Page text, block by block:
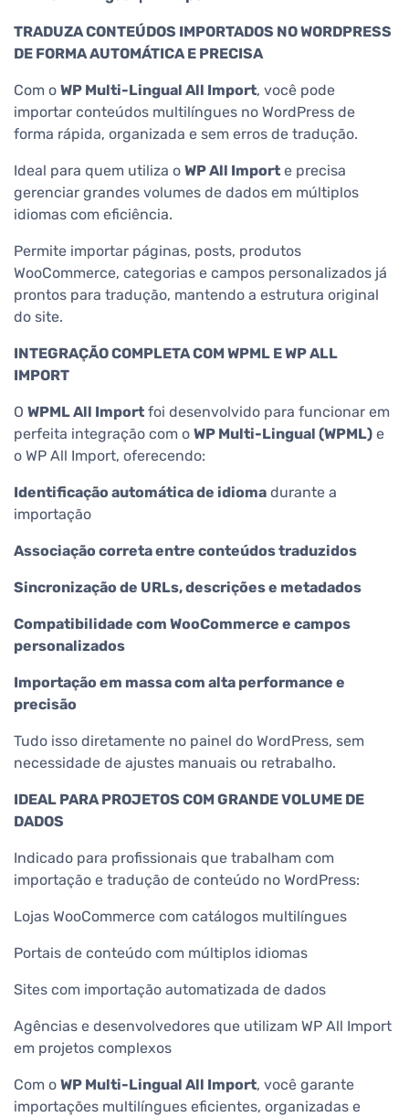
TRADUZA CONTEÚDOS IMPORTADOS NO WORDPRESS
DE FORMA AUTOMÁTICA E PRECISA
Com o WP Multi-Lingual All Import, você pode
importar conteúdos multilíngues no WordPress de
forma rápida, organizada e sem erros de tradução.
Ideal para quem utiliza o WP All Import e precisa
gerenciar grandes volumes de dados em múltiplos
idiomas com eficiência.
Permite importar páginas, posts, produtos
WooCommerce, categorias e campos personalizados já
prontos para tradução, mantendo a estrutura original
do site.
INTEGRAÇÃO COMPLETA COM WPML E WP ALL
IMPORT
O WPML All Import foi desenvolvido para funcionar em
perfeita integração com o WP Multi-Lingual (WPML) e
o WP All Import, oferecendo:
Identificação automática de idioma durante a
importação
Associação correta entre conteúdos traduzidos
Sincronização de URLs, descrições e metadados
Compatibilidade com WooCommerce e campos
personalizados
Importação em massa com alta performance e
precisão
Tudo isso diretamente no painel do WordPress, sem
necessidade de ajustes manuais ou retrabalho.
IDEAL PARA PROJETOS COM GRANDE VOLUME DE
DADOS
Indicado para profissionais que trabalham com
importação e tradução de conteúdo no WordPress:
Lojas WooCommerce com catálogos multilíngues
Portais de conteúdo com múltiplos idiomas
Sites com importação automatizada de dados
Agências e desenvolvedores que utilizam WP All Import
em projetos complexos
Com o WP Multi-Lingual All Import, você garante
importações multilíngues eficientes, organizadas e